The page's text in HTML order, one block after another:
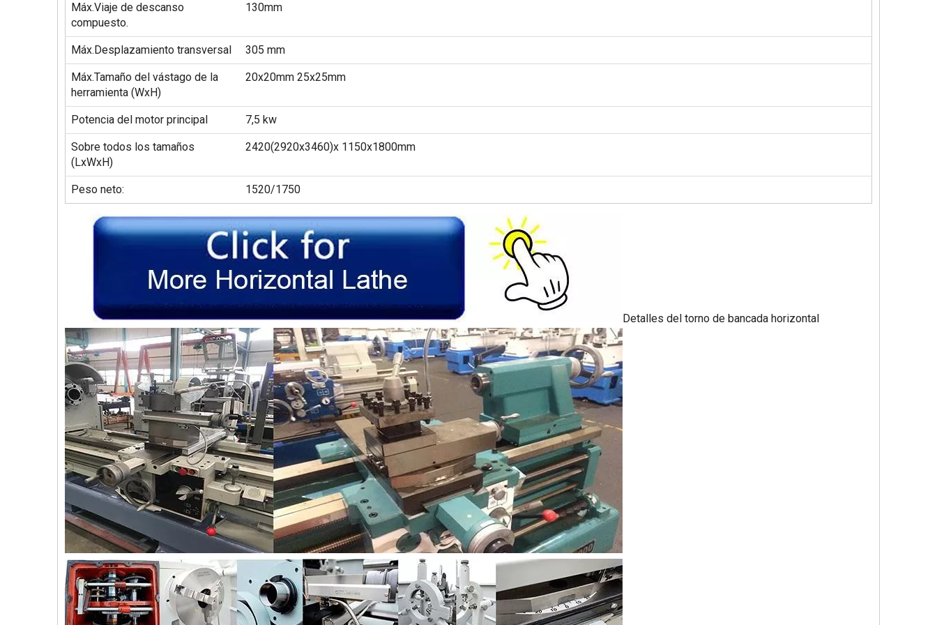
Máx.Viaje de descanso
compuesto.
130mm
Máx.Desplazamiento transversal 305 mm
Máx.Tamaño del vástago de la
herramienta (WxH)
20x20mm 25x25mm
Potencia del motor principal 7,5 kw
Sobre todos los tamaños
(LxWxH)
2420(2920x3460)x 1150x1800mm
Peso neto: 1520/1750
Detalles del torno de bancada horizontal